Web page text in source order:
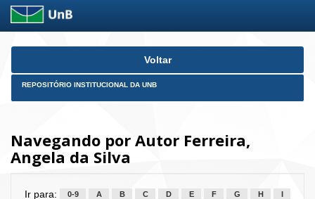
Skip
Voltar
REPOSITÓRIO INSTITUCIONAL DA UNB
Navegando por Autor Ferreira,
Angela da Silva
Ir para: 0-9 A B C D E F G H